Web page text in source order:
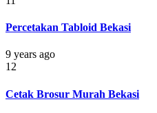
Percetakan Tabloid Bekasi
9 years ago
12
Cetak Brosur Murah Bekasi